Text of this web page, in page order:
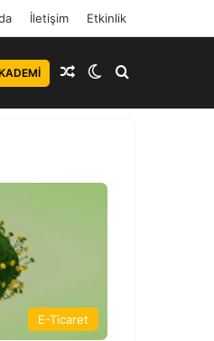
İletişim Etkinlik
Rastgele Makale
Dış görünümü
Arama yap
E-Ticaret